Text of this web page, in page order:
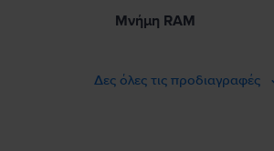
Μνήμη RAM
Δες όλες τις προδιαγραφές